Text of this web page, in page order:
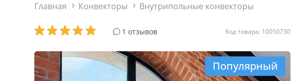
Главная Конвекторы Внутрипольные конвекторы
1 отзывов Код товара: 10050730
Популярный